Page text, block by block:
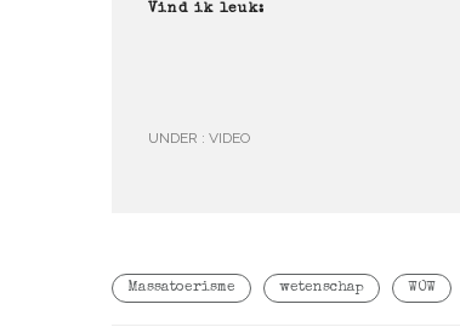
Vind ik leuk:
UNDER : VIDEO
Massatoerisme wetenschap WOW